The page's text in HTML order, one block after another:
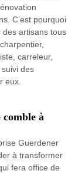
C’est pourquoi
des artisans tous
carreleur,
des
eux.
à
Guerdener
à transformer
fera office de